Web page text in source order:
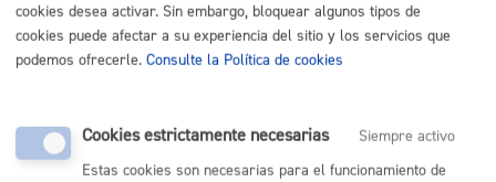
PRESENCIAL
TELÉFONO
MÁQUINA
accesos puntuales
* Online con certificado electrónico
cookies desea activar. Sin embargo, bloquear algunos tipos de
cookies puede afectar a su experiencia del sitio y los servicios que
podemos ofrecerle. Consulte la Política de cookies
Cookies estrictamente necesarias
Siempre activo
Estas cookies son necesarias para el funcionamiento de